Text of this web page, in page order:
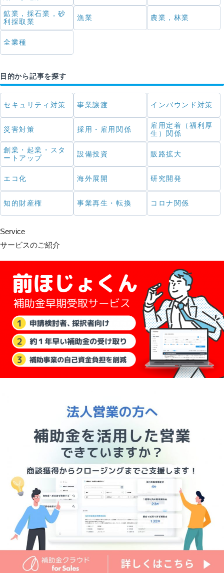
鉱業，採石業，砂
利採取業
漁業 農業，林業
全業種
目的から記事を探す
セキュリティ対策 事業譲渡 インバウンド対策
災害対策 採用・雇用関係
雇用定着（福利厚
生）関係
創業・起業・スタ
ートアップ
設備投資 販路拡大
エコ化 海外展開 研究開発
知的財産権 事業再生・転換 コロナ関係
Service
サービスのご紹介